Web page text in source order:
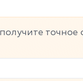
получите точное